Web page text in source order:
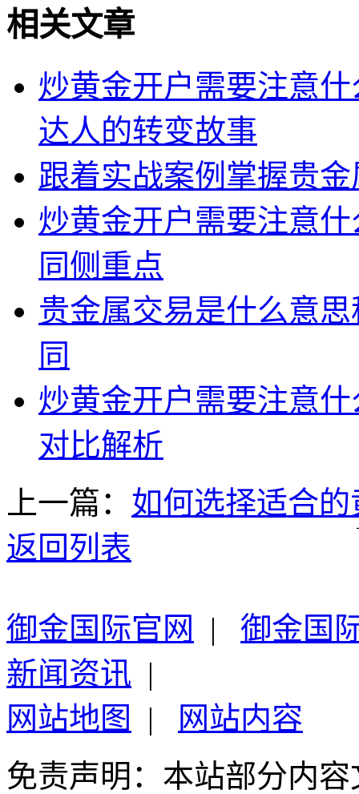
相关文章
炒黄金开户需要注意
达人的转变故事
跟着实战案例掌握贵
炒黄金开户需要注意
同侧重点
贵金属交易是什么意
同
炒黄金开户需要注意
对比解析
上一篇： 如何选择适合
返回列表
御金国际官网 | 御金国
新闻资讯 |
网站地图
|
网站内容
免责声明：本站部分内